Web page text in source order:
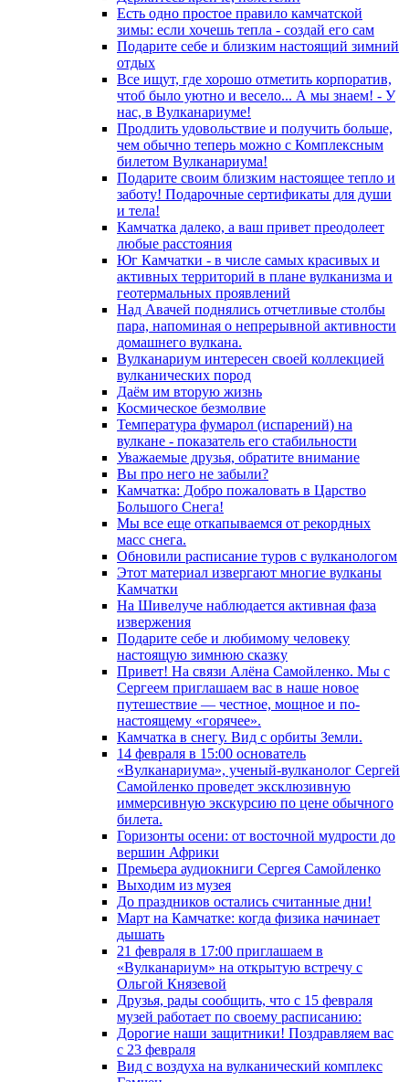
Есть одно простое правило камчатской
зимы: если хочешь тепла - создай его сам
Подарите себе и близким настоящий зимний
отдых
Все ищут, где хорошо отметить корпоратив,
чтоб было уютно и весело... А мы знаем! - У
нас, в Вулканариуме!
Продлить удовольствие и получить больше,
чем обычно теперь можно с Комплексным
билетом Вулканариума!
Подарите своим близким настоящее тепло и
заботу! Подарочные сертификаты для души
и тела!
Камчатка далеко, а ваш привет преодолеет
любые расстояния
Юг Камчатки - в числе самых красивых и
активных территорий в плане вулканизма и
геотермальных проявлений
Над Авачей поднялись отчетливые столбы
пара, напоминая о непрерывной активности
домашнего вулкана.
Вулканариум интересен своей коллекцией
вулканических пород
Даём им вторую жизнь
Космическое безмолвие
Температура фумарол (испарений) на
вулкане - показатель его стабильности
Уважаемые друзья, обратите внимание
Вы про него не забыли?
Камчатка: Добро пожаловать в Царство
Большого Снега!
Мы все еще откапываемся от рекордных
масс снега.
Обновили расписание туров с вулканологом
Этот материал извергают многие вулканы
Камчатки
На Шивелуче наблюдается активная фаза
извержения
Подарите себе и любимому человеку
настоящую зимнюю сказку
Привет! На связи Алёна Самойленко. Мы с
Сергеем приглашаем вас в наше новое
путешествие — честное, мощное и по-
настоящему «горячее».
Камчатка в снегу. Вид с орбиты Земли.
14 февраля в 15:00 основатель
«Вулканариума», ученый-вулканолог Сергей
Самойленко проведет эксклюзивную
иммерсивную экскурсию по цене обычного
билета.
Горизонты осени: от восточной мудрости до
вершин Африки
Премьера аудиокниги Сергея Самойленко
Выходим из музея
До праздников остались считанные дни!
Март на Камчатке: когда физика начинает
дышать
21 февраля в 17:00 приглашаем в
«Вулканариум» на открытую встречу с
Ольгой Князевой
Друзья, рады сообщить, что с 15 февраля
музей работает по своему расписанию:
Дорогие наши защитники! Поздравляем вас
с 23 февраля
Вид с воздуха на вулканический комплекс